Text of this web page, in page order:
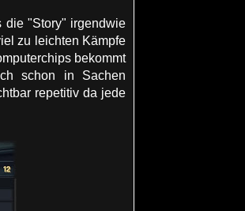
die "Story" irgendwie
zu leichten Kämpfe
bekommt
schon in Sachen
repetitiv da jede